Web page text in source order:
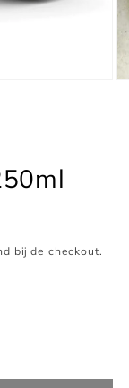
bij de checkout.